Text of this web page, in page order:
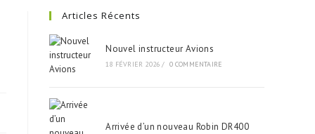
Articles Récents
Nouvel instructeur Avions
18 FÉVRIER 2026 / 0 COMMENTAIRE
Arrivée d’un nouveau Robin DR400